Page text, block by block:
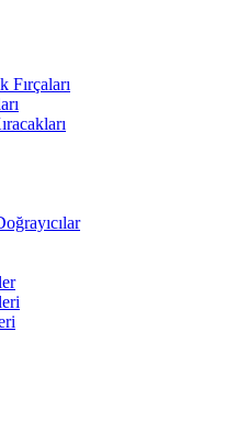
Fırçaları